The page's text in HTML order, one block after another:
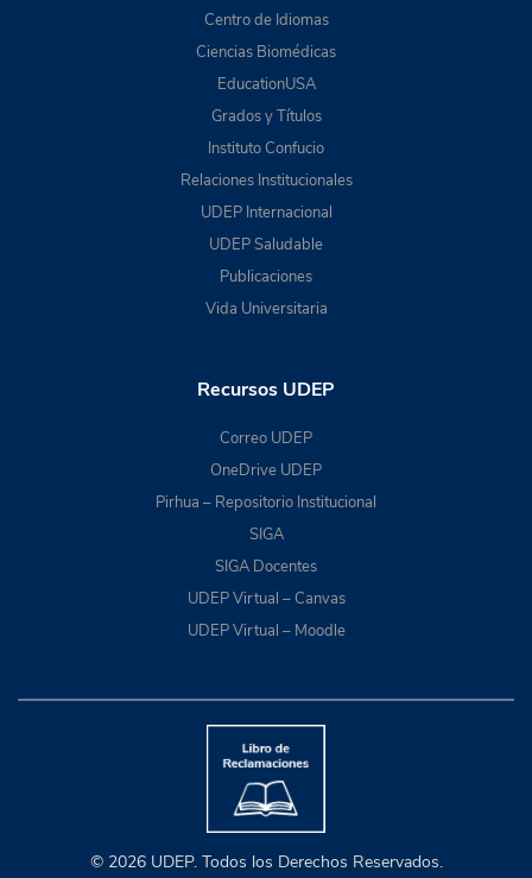
Centro de Idiomas
Ciencias Biomédicas
EducationUSA
Grados y Títulos
Instituto Confucio
Relaciones Institucionales
UDEP Internacional
UDEP Saludable
Publicaciones
Vida Universitaria
Recursos UDEP
Correo UDEP
OneDrive UDEP
Pirhua – Repositorio Institucional
SIGA
SIGA Docentes
UDEP Virtual – Canvas
UDEP Virtual – Moodle
© 2026 UDEP. Todos los Derechos Reservados.